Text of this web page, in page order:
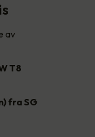
av
T8
fra SG